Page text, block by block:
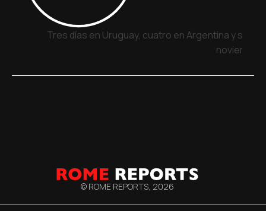
Tres días en Uruguay, cuatro en Argentina y siete
noviembre
© ROME REPORTS, 2026